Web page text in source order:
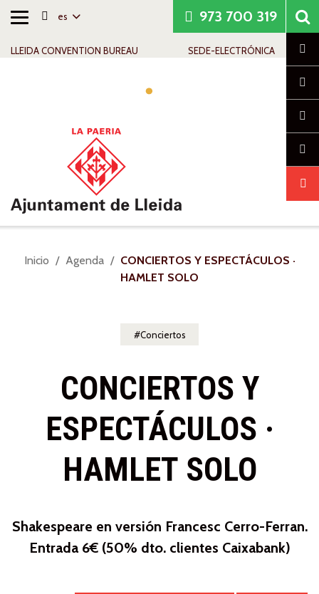
Alternar
es
LLEIDA CONVENTION BUREAU SEDE-ELECTRÓNICA
973 700 319
Usted
Inicio Agenda
CONCIERTOS Y ESPECTÁCULOS ·
HAMLET SOLO
Conciertos
CONCIERTOS Y
ESPECTÁCULOS ·
HAMLET SOLO
Shakespeare en versión Francesc Cerro-Ferran.
Entrada 6€ (50% dto. clientes Caixabank)